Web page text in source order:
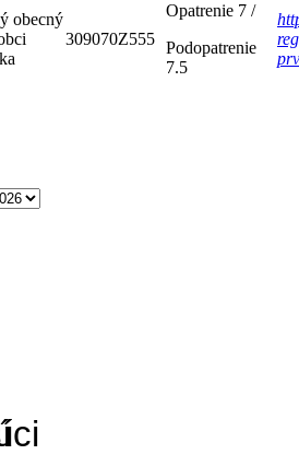
obecný
309070Z555
Opatrenie 7 /
Podopatrenie
7.5